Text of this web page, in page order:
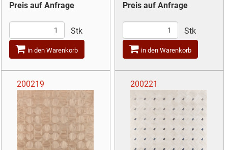
Preis auf Anfrage
Stk
in den Warenkorb
Preis auf Anfrage
Stk
in den Warenkorb
200219 200221